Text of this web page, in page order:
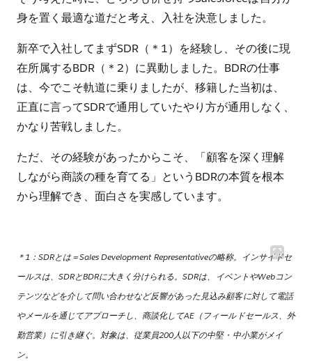
身を置く最適な道だと考え、入社を決意しました。
新卒で入社してまずSDR（＊1）を経験し、その後に現
在所属するBDR（＊2）に異動しました。BDRの仕事
は、今でこそ軌道に乗りましたが、移籍した当初は、
正直に言ってSDRで通用していたやり方が通用しなく、
かなり苦戦しました。
ただ、その経験があったからこそ、「顧客を深く理解
しながら商談の種を育てる」というBDRの本質を根本
から理解でき、面白さを実感しています。
＊1：SDRとは＝Sales Development Representativeの略称。インサイドセ
ールスは、SDRとBDRに大きく分けられる。SDRは、イベントやWebコン
テンツなどを介して問い合わせなど反響があった見込み顧客に対して電話
やメールを通じてアプローチし、商談化してAE（フィールドセールス、外
勤営業）に引き継ぐ。対象は、従業員200人以下の中堅・中小業がメイ
ン。